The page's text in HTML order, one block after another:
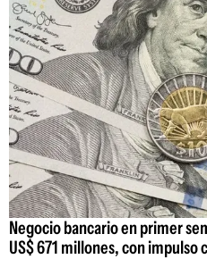
Negocio bancario en primer
US$ 671 millones, con impulso